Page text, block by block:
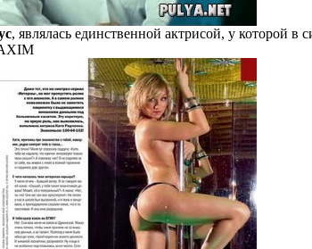
, являлась единственной актрисой, у которой